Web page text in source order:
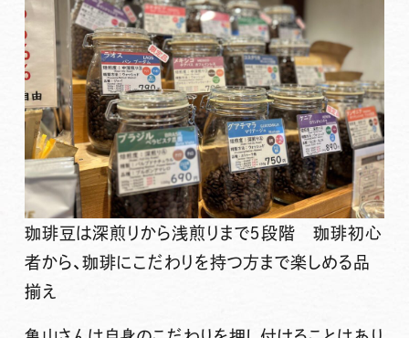
珈琲豆は深煎りから浅煎りまで５段階 珈琲初心
者から、珈琲にこだわりを持つ方まで楽しめる品
揃え